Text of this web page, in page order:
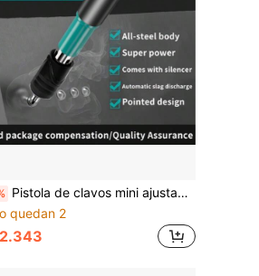
Pistola de clavos mini ajustable de acero, adecuada para paredes de hormigón y ladrillo - Pistola de clavos manual de 5 etapas, pistola de clavos neumática incorporada, ideal para carpintería y decoración - Construcción de acero duradero, juego de pistola de clavos
quedan 2